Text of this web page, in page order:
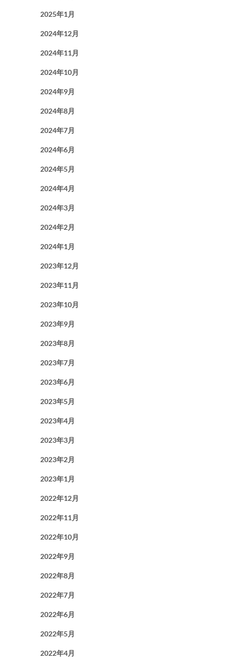
2025年1月
2024年12月
2024年11月
2024年10月
2024年9月
2024年8月
2024年7月
2024年6月
2024年5月
2024年4月
2024年3月
2024年2月
2024年1月
2023年12月
2023年11月
2023年10月
2023年9月
2023年8月
2023年7月
2023年6月
2023年5月
2023年4月
2023年3月
2023年2月
2023年1月
2022年12月
2022年11月
2022年10月
2022年9月
2022年8月
2022年7月
2022年6月
2022年5月
2022年4月